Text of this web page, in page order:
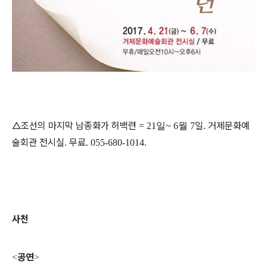
△조선의 마지막 남종화가 허백련 = 21일~ 6월 7일. 거제문화예
술회관 전시실. 무료. 055-680-1014.
사천
<공연>